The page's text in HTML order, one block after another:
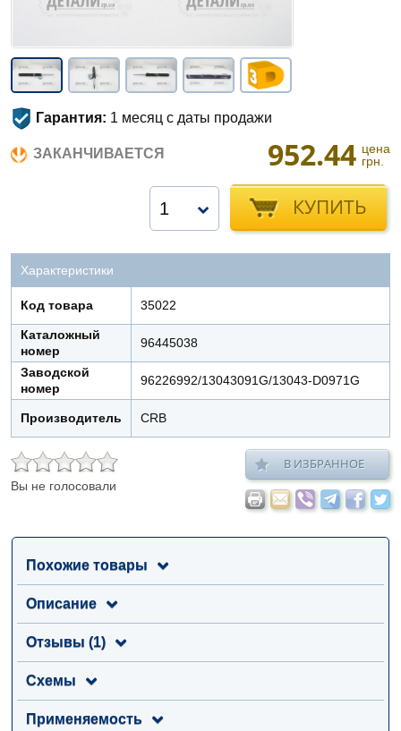
Гарантия: 1 месяц с даты продажи
ЗАКАНЧИВАЕТСЯ 952.44 цена
грн.
КУПИТЬ
1
Характеристики
Код товара 35022
Каталожный
номер
96445038
Заводской
номер
96226992/13043091G/13043-D0971G
Производитель CRB
Вы не голосовали
В ИЗБРАННОЕ
Похожие товары
Описание
Отзывы (1)
Схемы
Применяемость